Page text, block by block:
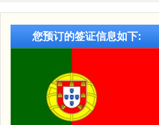
您预订的签证信息如下: